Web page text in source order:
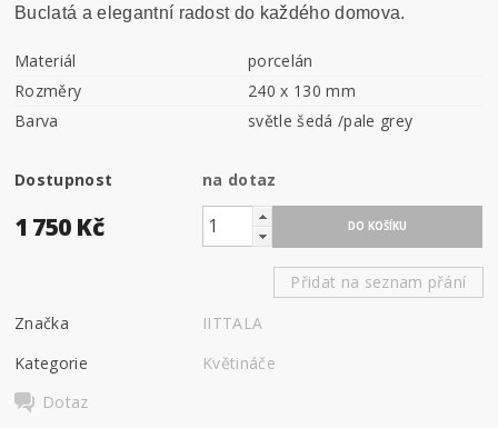
Buclatá a elegantní radost do každého domova.
Materiál
porcelán
Rozměry
240 x 130 mm
Barva
světle šedá /pale grey
Dostupnost na dotaz
1 750 Kč
Přidat na seznam přání
Značka
IITTALA
Kategorie
Květináče
Dotaz